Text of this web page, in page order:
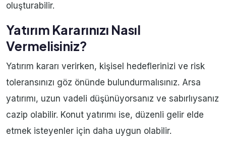
oluşturabilir.
Yatırım Kararınızı Nasıl
Vermelisiniz?
Yatırım kararı verirken, kişisel hedeflerinizi ve risk
toleransınızı göz önünde bulundurmalısınız. Arsa
yatırımı, uzun vadeli düşünüyorsanız ve sabırlıysanız
cazip olabilir. Konut yatırımı ise, düzenli gelir elde
etmek isteyenler için daha uygun olabilir.